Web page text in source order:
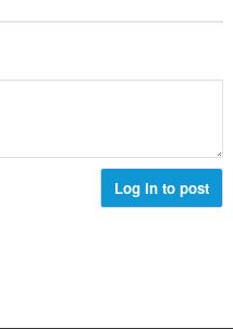
Log in to post